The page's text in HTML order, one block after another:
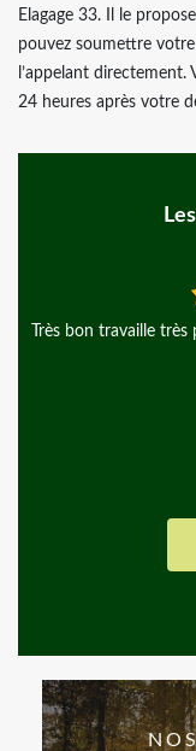
Elagage 33. Il le
pouvez soumettre
l’appelant
24 heures après votre
son travaille et propre